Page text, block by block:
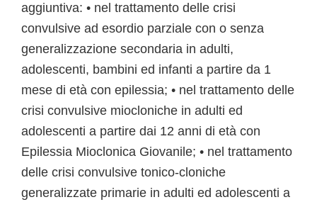
aggiuntiva: • nel trattamento delle crisi
convulsive ad esordio parziale con o senza
generalizzazione secondaria in adulti,
adolescenti, bambini ed infanti a partire da 1
mese di età con epilessia; • nel trattamento delle
crisi convulsive miocloniche in adulti ed
adolescenti a partire dai 12 anni di età con
Epilessia Mioclonica Giovanile; • nel trattamento
delle crisi convulsive tonico-cloniche
generalizzate primarie in adulti ed adolescenti a